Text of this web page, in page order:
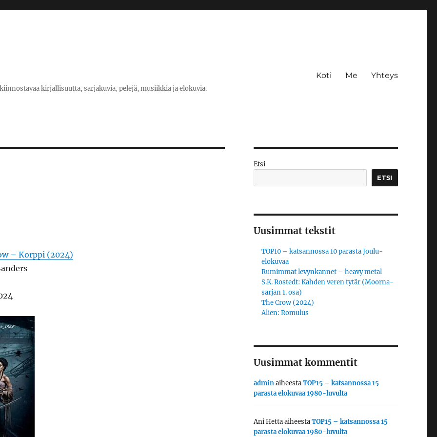
kirjallisuutta, sarjakuvia, pelejä, musiikkia ja elokuvia.
Koti Me Yhteys
– Korppi (2024)
Etsi
ETSI
Uusimmat tekstit
TOP10 – katsannossa 10 parasta Joulu-
elokuvaa
Rumimmat levynkannet – heavy metal
S.K. Rostedt: Kahden veren tytär (Moorna-
sarjan 1. osa)
The Crow (2024)
Alien: Romulus
Uusimmat kommentit
adminaiheestaTOP15 – katsannossa 15
parasta elokuvaa 1980-luvulta
Ani HettaaiheestaTOP15 – katsannossa 15
parasta elokuvaa 1980-luvulta